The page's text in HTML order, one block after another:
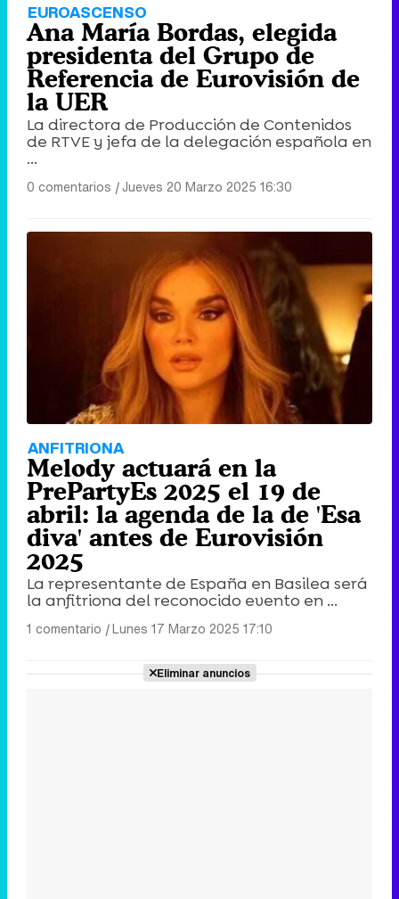
EUROASCENSO
Ana María Bordas, elegida
presidenta del Grupo de
Referencia de Eurovisión de
la UER
La directora de Producción de Contenidos
de RTVE y jefa de la delegación española en
...
0 comentarios |Jueves 20 Marzo 2025 16:30
ANFITRIONA
Melody actuará en la
PrePartyEs 2025 el 19 de
abril: la agenda de la de 'Esa
diva' antes de Eurovisión
2025
La representante de España en Basilea será
la anfitriona del reconocido evento en ...
1 comentario |Lunes 17 Marzo 2025 17:10
Eliminar anuncios